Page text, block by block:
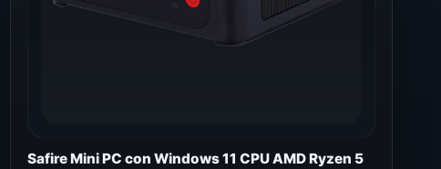
Safire Mini PC con Windows 11 CPU AMD Ryzen 5